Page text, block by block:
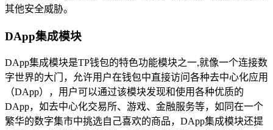
其他安全威胁。
DApp集成模块
DApp集成模块是TP钱包的特色功能模块之一,就像一个连接数
字世界的大门，允许用户在钱包中直接访问各种去中心化应用
（DApp），用户可以通过该模块发现和使用各种优质的
DApp，如去中心化交易所、游戏、金融服务等，如同在一个
繁华的数字集市中挑选自己喜欢的商品，DApp集成模块还提